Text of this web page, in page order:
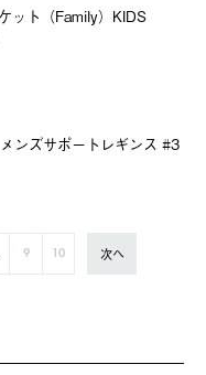
ット（Family）KIDS
ンズサポートレギンス #3
9 10 次へ